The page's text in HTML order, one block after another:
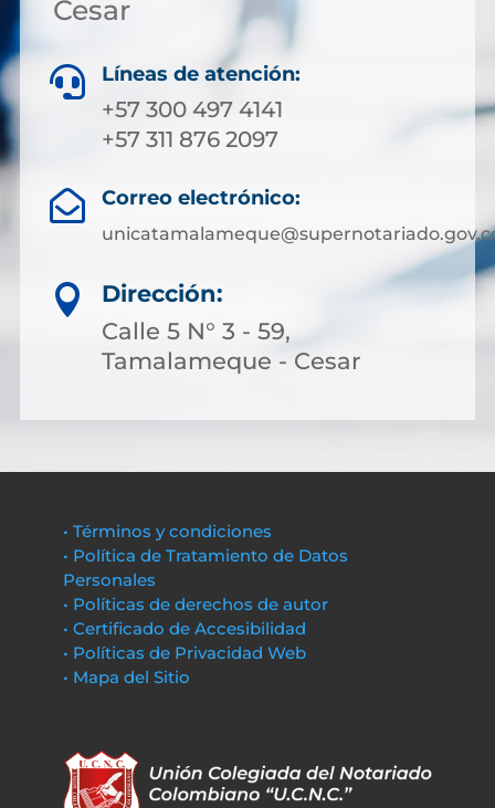
Cesar
 Líneas de atención:
+57 300 497 4141
+57 311 876 2097
 Correo electrónico:

Dirección:
Calle 5 N° 3 - 59,
Tamalameque - Cesar
• Términos y condiciones
• Política de Tratamiento de Datos
Personales
• Políticas de derechos de autor
• Certificado de Accesibilidad
• Políticas de Privacidad Web
• Mapa del Sitio